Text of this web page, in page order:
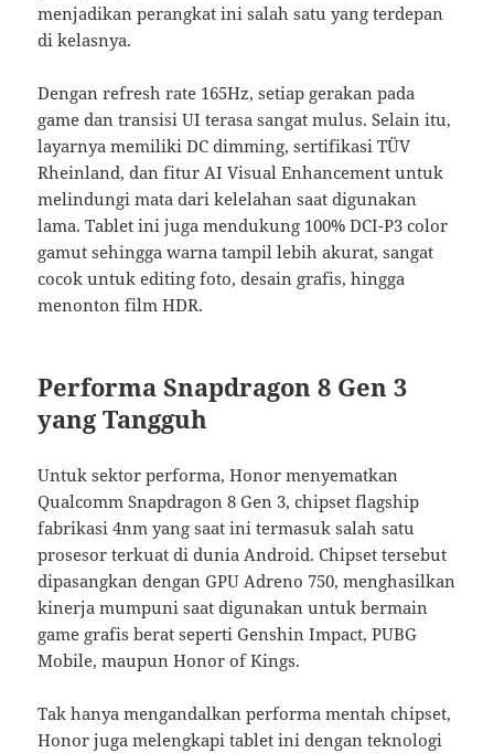
menjadikan perangkat ini salah satu yang terdepan
di kelasnya.
Dengan refresh rate 165Hz, setiap gerakan pada
game dan transisi UI terasa sangat mulus. Selain itu,
layarnya memiliki DC dimming, sertifikasi TÜV
Rheinland, dan fitur AI Visual Enhancement untuk
melindungi mata dari kelelahan saat digunakan
lama. Tablet ini juga mendukung 100% DCI-P3 color
gamut sehingga warna tampil lebih akurat, sangat
cocok untuk editing foto, desain grafis, hingga
menonton film HDR.
Performa Snapdragon 8 Gen 3
yang Tangguh
Untuk sektor performa, Honor menyematkan
Qualcomm Snapdragon 8 Gen 3, chipset flagship
fabrikasi 4nm yang saat ini termasuk salah satu
prosesor terkuat di dunia Android. Chipset tersebut
dipasangkan dengan GPU Adreno 750, menghasilkan
kinerja mumpuni saat digunakan untuk bermain
game grafis berat seperti Genshin Impact, PUBG
Mobile, maupun Honor of Kings.
Tak hanya mengandalkan performa mentah chipset,
Honor juga melengkapi tablet ini dengan teknologi